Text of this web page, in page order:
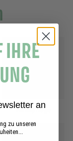
Handpflege
IHRE
an
zu unseren